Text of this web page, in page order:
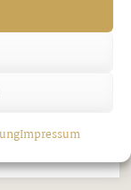
Impressum
die
und seine